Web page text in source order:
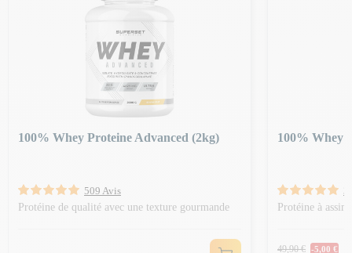
100% Whey Proteine Advanced (2kg)
509 Avis
Protéine de qualité avec une texture gourmande
100% Whey
Protéine à
Prix
49,90 € -5,00 €